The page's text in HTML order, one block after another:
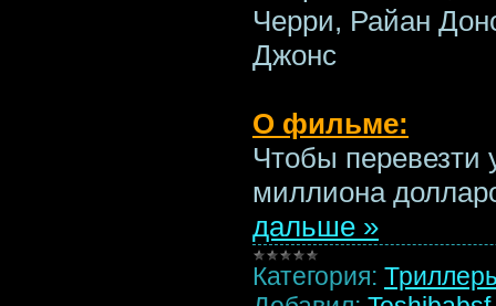
Черри, Райан
Джонс
О фильме:
Чтобы перевезти
миллиона
дальше »
Категория: